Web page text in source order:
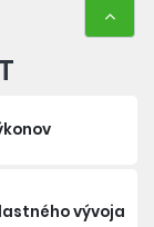
vývoja